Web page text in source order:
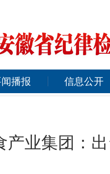
播报 信息公开
产业集团：